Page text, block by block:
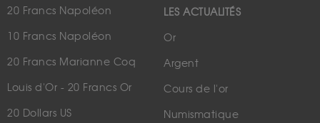
20 Francs Napoléon
10 Francs Napoléon
20 Francs Marianne Coq
Louis d'Or - 20 Francs Or
20 Dollars US
LES ACTUALITÉS
Or
Argent
Cours de l'or
Numismatique